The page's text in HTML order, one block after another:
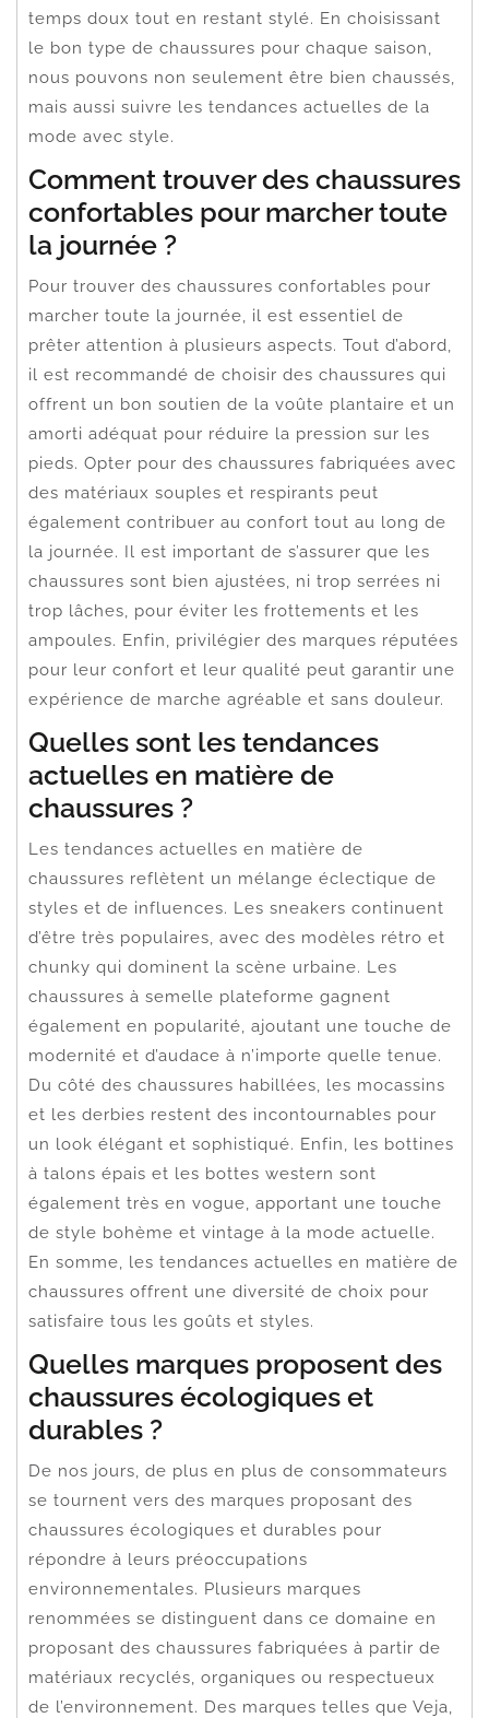
temps doux tout en restant stylé. En choisissant
le bon type de chaussures pour chaque saison,
nous pouvons non seulement être bien chaussés,
mais aussi suivre les tendances actuelles de la
mode avec style.
Comment trouver des chaussures
confortables pour marcher toute
la journée ?
Pour trouver des chaussures confortables pour
marcher toute la journée, il est essentiel de
prêter attention à plusieurs aspects. Tout d’abord,
il est recommandé de choisir des chaussures qui
offrent un bon soutien de la voûte plantaire et un
amorti adéquat pour réduire la pression sur les
pieds. Opter pour des chaussures fabriquées avec
des matériaux souples et respirants peut
également contribuer au confort tout au long de
la journée. Il est important de s’assurer que les
chaussures sont bien ajustées, ni trop serrées ni
trop lâches, pour éviter les frottements et les
ampoules. Enfin, privilégier des marques réputées
pour leur confort et leur qualité peut garantir une
expérience de marche agréable et sans douleur.
Quelles sont les tendances
actuelles en matière de
chaussures ?
Les tendances actuelles en matière de
chaussures reflètent un mélange éclectique de
styles et de influences. Les sneakers continuent
d’être très populaires, avec des modèles rétro et
chunky qui dominent la scène urbaine. Les
chaussures à semelle plateforme gagnent
également en popularité, ajoutant une touche de
modernité et d’audace à n’importe quelle tenue.
Du côté des chaussures habillées, les mocassins
et les derbies restent des incontournables pour
un look élégant et sophistiqué. Enfin, les bottines
à talons épais et les bottes western sont
également très en vogue, apportant une touche
de style bohème et vintage à la mode actuelle.
En somme, les tendances actuelles en matière de
chaussures offrent une diversité de choix pour
satisfaire tous les goûts et styles.
Quelles marques proposent des
chaussures écologiques et
durables ?
De nos jours, de plus en plus de consommateurs
se tournent vers des marques proposant des
chaussures écologiques et durables pour
répondre à leurs préoccupations
environnementales. Plusieurs marques
renommées se distinguent dans ce domaine en
proposant des chaussures fabriquées à partir de
matériaux recyclés, organiques ou respectueux
de l’environnement. Des marques telles que Veja,